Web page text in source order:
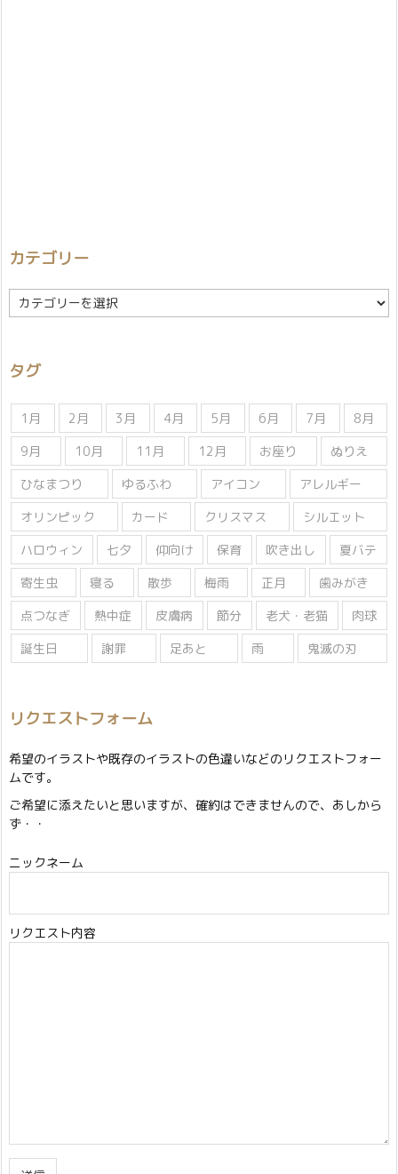
カテゴリー
カ
テ
ー
タグ
1月 2月 3月 4月 5月 6月 7月
8月
9月
10月 11月 12月 お座り
ぬりえ
ひなまつり
ゆるふわ アイコン
アレルギー
オリンピック
カード クリスマス
シルエット
ハロウィン
七夕 仰向け 保育 吹き出し
夏バテ
寄生虫
寝る 散歩 梅雨 正月
歯みがき
点つなぎ
熱中症 皮膚病 節分 老犬・老猫
肉球
誕生日
謝罪 足あと 雨 鬼滅の刃
リクエストフォーム
希望のイラストや既存のイラストの色違いなどのリクエストフォー
ムです。
ご希望に添えたいと思いますが、確約はできませんので、あしから
ず・・
ニックネーム
リクエスト内容